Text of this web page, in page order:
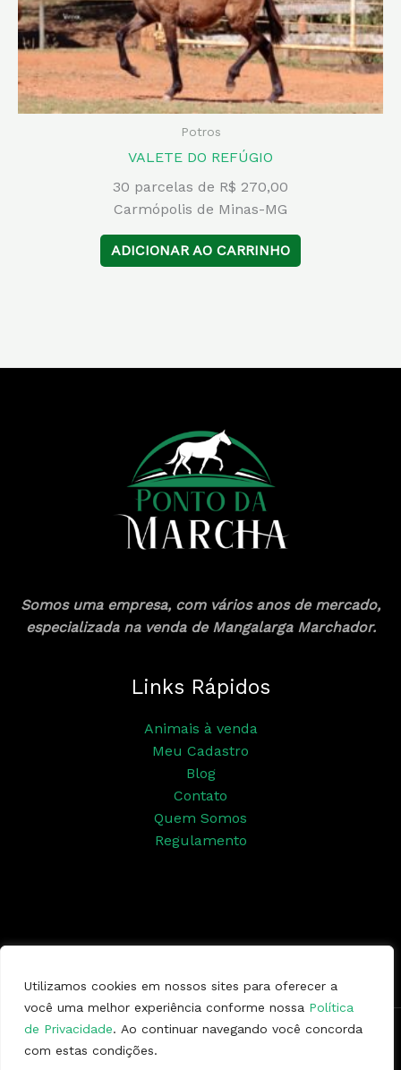
Utilizamos cookies em nossos sites para oferecer a
você uma melhor experiência conforme nossa Política
de Privacidade. Ao continuar navegando você concorda
com estas condições.
Potros
VALETE DO REFÚGIO
30 parcelas de R$ 270,00
Carmópolis de Minas-MG
ADICIONAR AO CARRINHO
Somos uma empresa, com vários anos de mercado,
especializada na venda de Mangalarga Marchador.
Links Rápidos
Animais à venda
Meu Cadastro
Blog
Contato
Quem Somos
Regulamento
Copyright © 2026 | Ponto da Marcha